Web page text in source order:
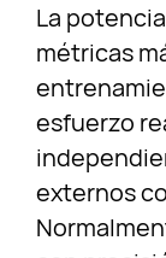
La
métricas
esfuerzo
externos